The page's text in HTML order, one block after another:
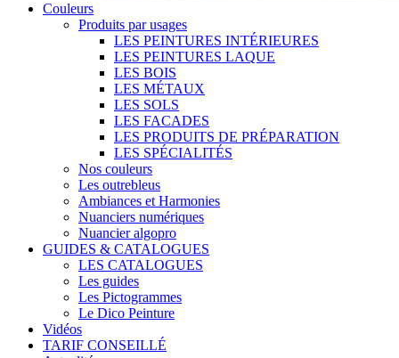
Couleurs
Produits par usages
LES PEINTURES INTÉRIEURES
LES PEINTURES LAQUE
LES BOIS
LES MÉTAUX
LES SOLS
LES FACADES
LES PRODUITS DE PRÉPARATION
LES SPÉCIALITÉS
Nos couleurs
Les outrebleus
Ambiances et Harmonies
Nuanciers numériques
Nuancier algopro
GUIDES & CATALOGUES
LES CATALOGUES
Les guides
Les Pictogrammes
Le Dico Peinture
Vidéos
TARIF CONSEILLÉ